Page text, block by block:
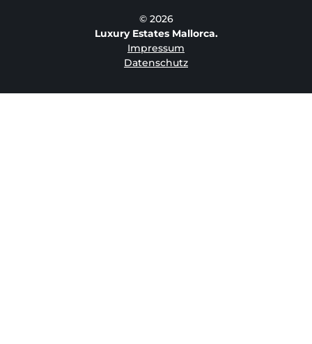
© 2026
Luxury Estates Mallorca.
Impressum
Datenschutz